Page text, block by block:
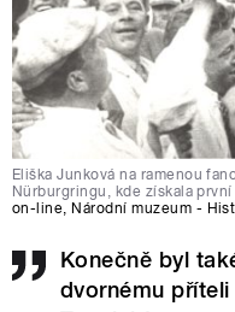
Eliška Junková na ramenou
Nürburgringu, kde získala
on-line, Národní muzeum -
Konečně byl
dvornému příteli